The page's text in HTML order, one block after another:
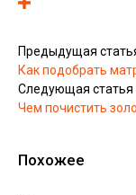
Предыдущая
Как подобрать
Следующая статья
Чем почистить
Похожее